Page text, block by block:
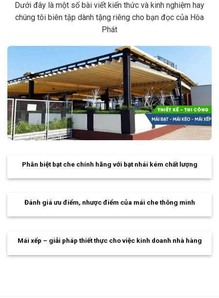
Dưới đây là một số bài viết kiến thức và kinh nghiệm hay
chúng tôi biên tập dành tặng riêng cho bạn đọc của Hòa
Phát
Phân biệt bạt che chính hãng với bạt nhái kém chất lượng
Đánh giá ưu điểm, nhược điểm của mái che thông minh
Mái xếp – giải pháp thiết thực cho việc kinh doanh nhà hàng